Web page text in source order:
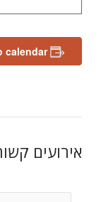
calendar
אירועים